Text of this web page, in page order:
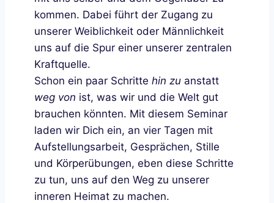
kommen. Dabei führt der Zugang zu
unserer Weiblichkeit oder Männlichkeit
uns auf die Spur einer unserer zentralen
Kraftquelle.
Schon ein paar Schritte hin zu anstatt
weg von ist, was wir und die Welt gut
brauchen könnten. Mit diesem Seminar
laden wir Dich ein, an vier Tagen mit
Aufstellungsarbeit, Gesprächen, Stille
und Körperübungen, eben diese Schritte
zu tun, uns auf den Weg zu unserer
inneren Heimat zu machen.